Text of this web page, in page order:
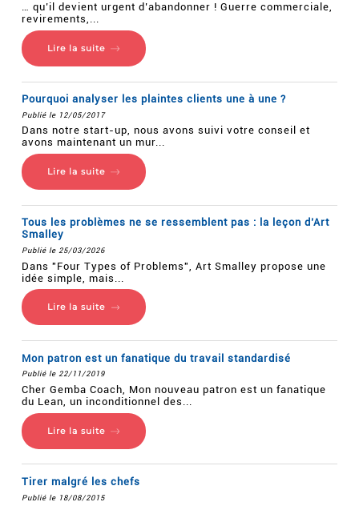
… qu’il devient urgent d’abandonner ! Guerre commerciale,
revirements,...
Lire la suite
Pourquoi analyser les plaintes clients une à une ?
Publié le 12/05/2017
Dans notre start-up, nous avons suivi votre conseil et
avons maintenant un mur...
Lire la suite
Tous les problèmes ne se ressemblent pas : la leçon d’Art
Smalley
Publié le 25/03/2026
Dans "Four Types of Problems", Art Smalley propose une
idée simple, mais...
Lire la suite
Mon patron est un fanatique du travail standardisé
Publié le 22/11/2019
Cher Gemba Coach, Mon nouveau patron est un fanatique
du Lean, un inconditionnel des...
Lire la suite
Tirer malgré les chefs
Publié le 18/08/2015